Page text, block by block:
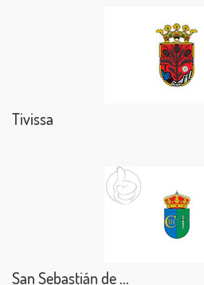
Tivissa
San Sebastián de ...